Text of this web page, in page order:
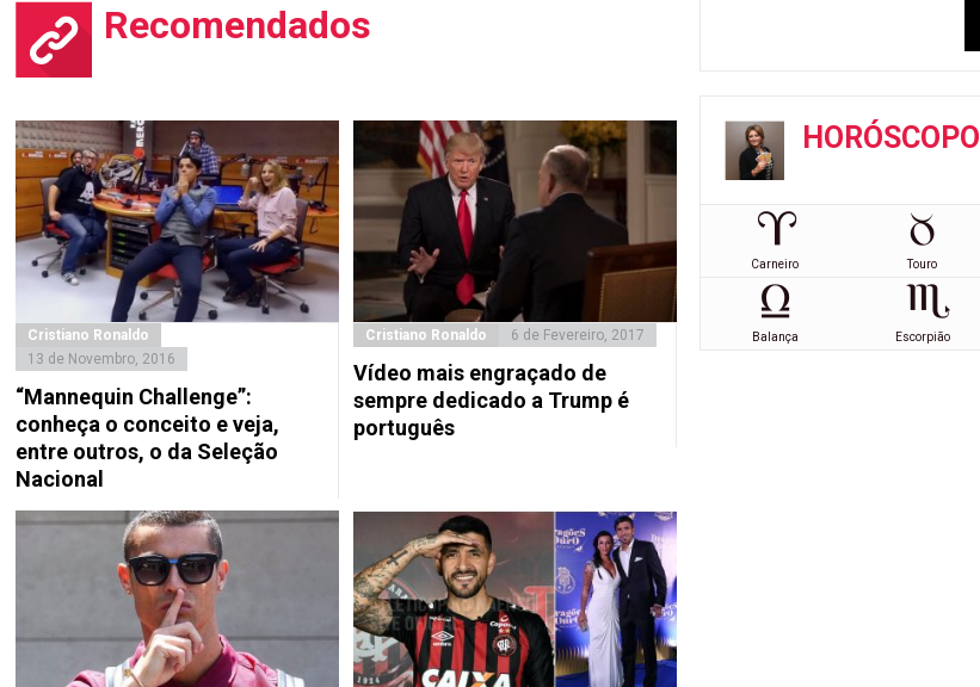
Recomendados
Cristiano Ronaldo
13 de Novembro, 2016
“Mannequin Challenge”:
conheça o conceito e veja,
entre outros, o da Seleção
Nacional
Cristiano Ronaldo 6 de Fevereiro, 2017
Vídeo mais engraçado de
sempre dedicado a Trump é
português
HORÓSCOPO
Carneiro Touro
Balança Escorpião